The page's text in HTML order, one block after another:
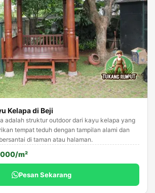
Kelapa di Beji
adalah struktur outdoor dari kayu kelapa yang
tempat teduh dengan tampilan alami dan
di taman atau halaman.
m²
Pesan Sekarang